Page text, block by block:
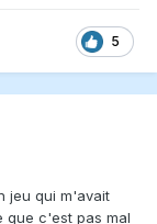
5
jeu qui m'avait
que c'est pas mal